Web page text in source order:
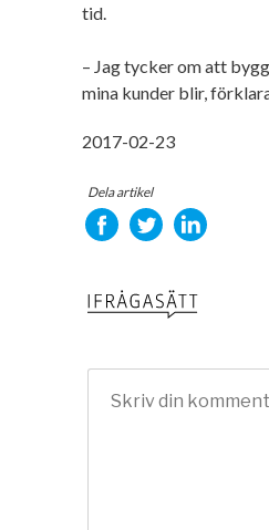
tid.
– Jag tycker om att
mina kunder blir,
2017-02-23
Dela artikel